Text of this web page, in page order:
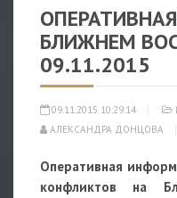
БЛИЖНЕМ
09.11.2015
09.11.2015 10:29:14
АЛЕКСАНДРА ДОНЦОВА
Оперативная
конфликтов на